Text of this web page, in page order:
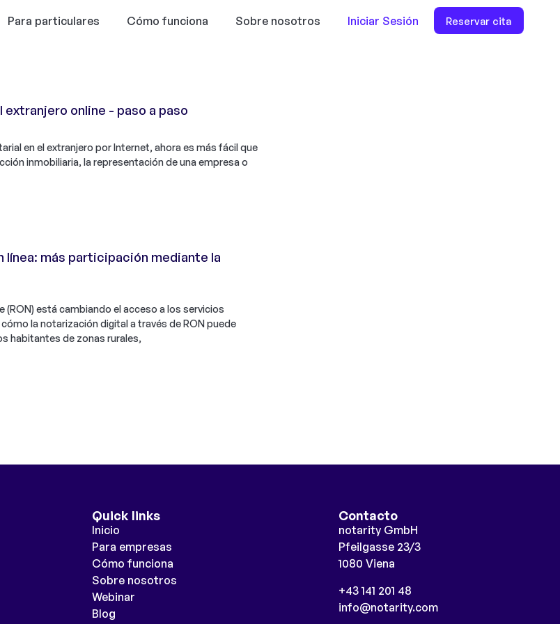
Para particulares Cómo funciona Sobre nosotros Iniciar Sesión Reservar cita
online - paso a paso
en el extranjero por Internet, ahora es más fácil que
inmobiliaria, la representación de una empresa o
línea: más participación mediante la
(RON) está cambiando el acceso a los servicios
la notarización digital a través de RON puede
habitantes de zonas rurales,
Quick links
Inicio
Para empresas
Cómo funciona
Sobre nosotros
Webinar
Blog
Contacto
notarity GmbH
Pfeilgasse 23/3
1080 Viena
+43 141 201 48
info@notarity.com